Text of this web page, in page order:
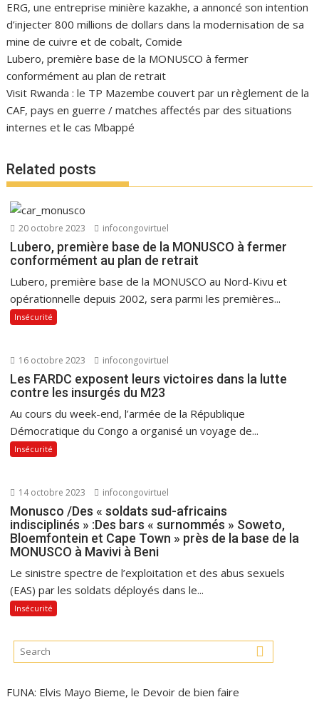
ERG, une entreprise minière kazakhe, a annoncé son intention
d’injecter 800 millions de dollars dans la modernisation de sa
mine de cuivre et de cobalt, Comide
Lubero, première base de la MONUSCO à fermer
conformément au plan de retrait
Visit Rwanda : le TP Mazembe couvert par un règlement de la
CAF, pays en guerre / matches affectés par des situations
internes et le cas Mbappé
Related posts
20 octobre 2023 infocongovirtuel
Lubero, première base de la MONUSCO à fermer
conformément au plan de retrait
Lubero, première base de la MONUSCO au Nord-Kivu et
opérationnelle depuis 2002, sera parmi les premières...
Insécurité
16 octobre 2023 infocongovirtuel
Les FARDC exposent leurs victoires dans la lutte
contre les insurgés du M23
Au cours du week-end, l’armée de la République
Démocratique du Congo a organisé un voyage de...
Insécurité
14 octobre 2023 infocongovirtuel
Monusco /Des « soldats sud-africains
indisciplinés » :Des bars « surnommés » Soweto,
Bloemfontein et Cape Town » près de la base de la
MONUSCO à Mavivi à Beni
Le sinistre spectre de l’exploitation et des abus sexuels
(EAS) par les soldats déployés dans le...
Insécurité
FUNA: Elvis Mayo Bieme, le Devoir de bien faire